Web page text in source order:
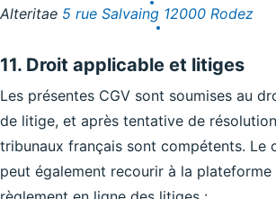
Alteritae 5 rue Salvaing 12000 Rodez
11. Droit applicable et litiges
Les présentes CGV sont soumises au
de litige, et après tentative de
tribunaux français sont compétents. Le
peut également recourir à la plateforme